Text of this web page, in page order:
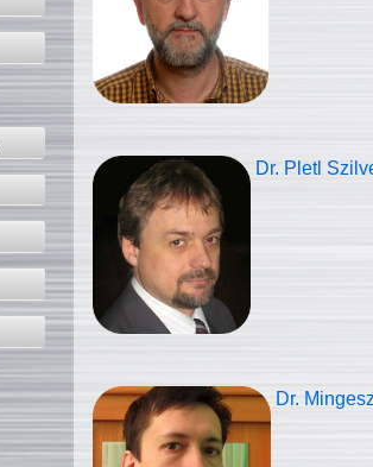
Dr. Pletl
Dr.